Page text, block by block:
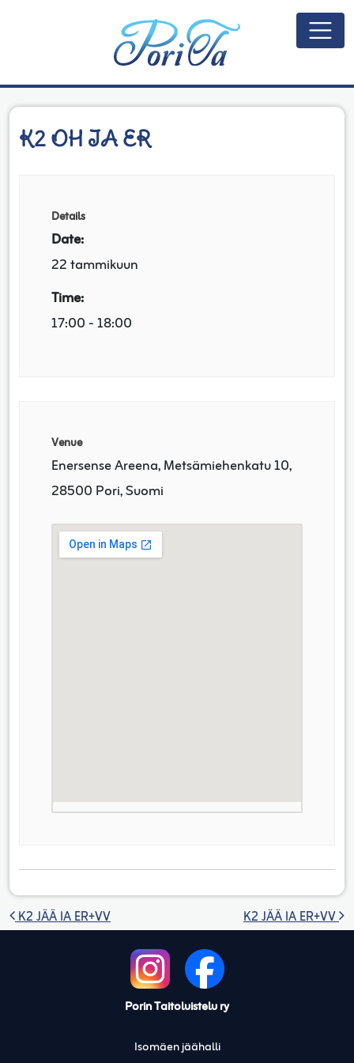
K2 OH IA ER
Details
Date:
22 tammikuun
Time:
17:00 - 18:00
Venue
Enersense Areena, Metsämiehenkatu 10,
28500 Pori, Suomi
Artikkelien selaus
K2 JÄÄ IA ER+VV K2 JÄÄ IA ER+VV
Porin Taitoluistelu ry
Isomäen jäähalli